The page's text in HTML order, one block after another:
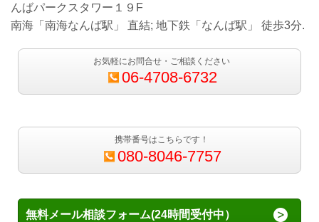
んばパークスタワー１９F
南海「南海なんば駅」 直結; 地下鉄「なんば駅」 徒歩3分.
お気軽にお問合せ・ご相談ください
06-4708-6732
携帯番号はこちらです！
080-8046-7757
無料メール相談フォーム(24時間受付中）